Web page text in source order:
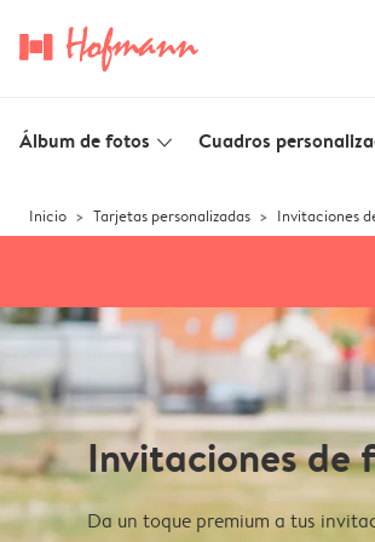
Álbum de fotos slim_arrow_down Cuadros
Inicio Tarjetas personalizadas Invitaciones
Invitaciones de
Da un toque premium a tus